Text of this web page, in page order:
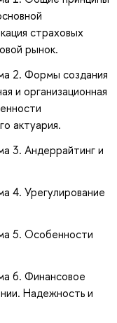
страховых
рынок.
2. Формы создания
и организационная
актуария.
3. Андеррайтинг и
4. Урегулирование
5. Особенности
6. Финансовое
Надежность и